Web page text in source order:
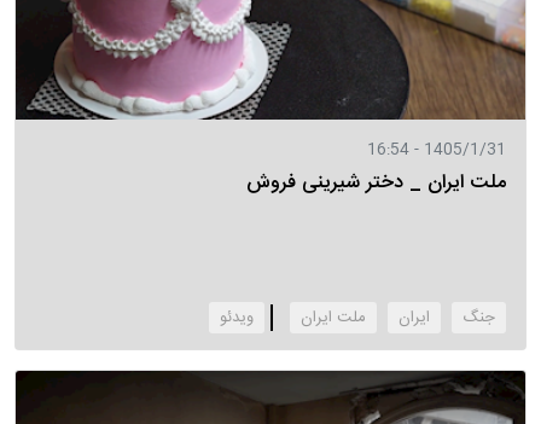
1405/1/31 - 16:54
ملت ایران _ دختر شیرینی فروش
جنگ ایران ملت ایران ‌ویدئو